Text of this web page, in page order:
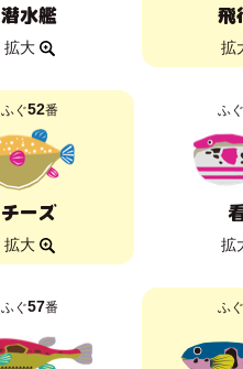
潜水艦
拡大
飛
拡
ふぐ52番
チーズ
拡大
ふぐ
拡
ふぐ57番 ふぐ